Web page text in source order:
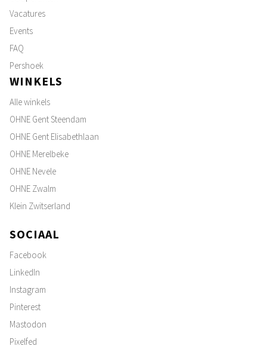
Vacatures
Events
FAQ
Pershoek
WINKELS
Alle winkels
OHNE Gent Steendam
OHNE Gent Elisabethlaan
OHNE Merelbeke
OHNE Nevele
OHNE Zwalm
Klein Zwitserland
SOCIAAL
Facebook
LinkedIn
Instagram
Pinterest
Mastodon
Pixelfed